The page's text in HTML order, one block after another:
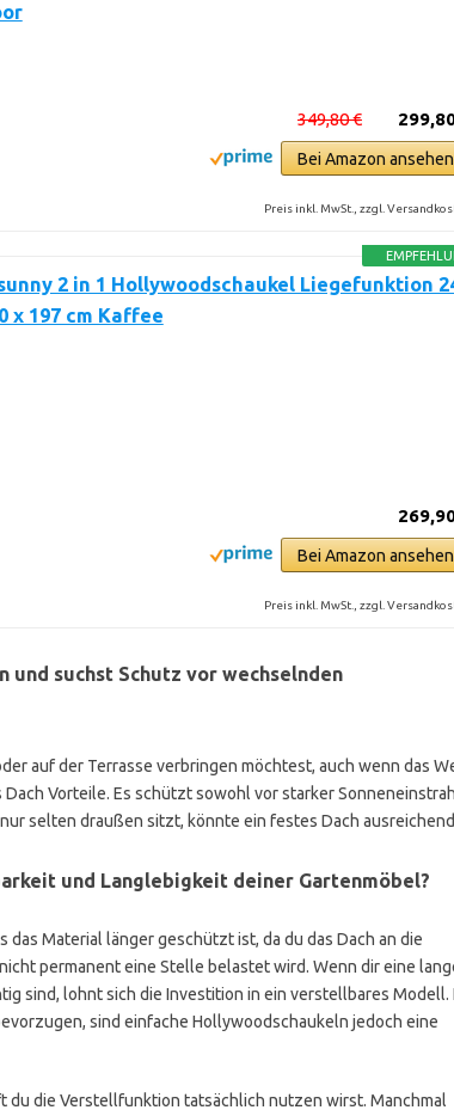
349,80 €
Bei Amazon ansehen
Preis inkl. MwSt., zzgl.
2 in 1 Hollywoodschaukel Liegefunktion
x 197 cm Kaffee
Bei Amazon ansehen
Preis inkl. MwSt., zzgl.
suchst Schutz vor wechselnden
auf der Terrasse verbringen möchtest, auch wenn das
Vorteile. Es schützt sowohl vor starker
selten draußen sitzt, könnte ein festes Dach
und Langlebigkeit deiner Gartenmöbel?
das Material länger geschützt ist, da du das Dach an die
permanent eine Stelle belastet wird. Wenn dir eine
sind, lohnt sich die Investition in ein verstellbares Modell.
sind einfache Hollywoodschaukeln jedoch eine
du die Verstellfunktion tatsächlich nutzen wirst. Manchmal